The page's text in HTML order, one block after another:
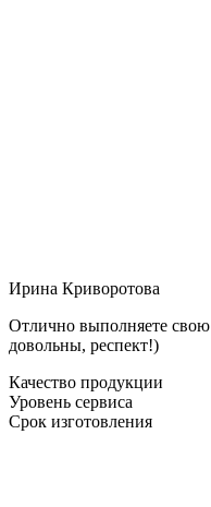
Ирина Криворотова
Отлично выполняете свою
довольны, респект!)
Качество продукции
Уровень сервиса
Срок изготовления